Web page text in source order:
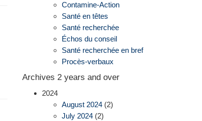
Contamine-Action
Santé en têtes
Santé recherchée
Échos du conseil
Santé recherchée en bref
Procès-verbaux
Archives 2 years and over
2024
August 2024(2)
July 2024(2)